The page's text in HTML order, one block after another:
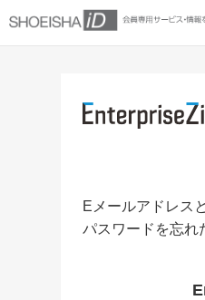
Eメールアドレス
パスワードを忘れ